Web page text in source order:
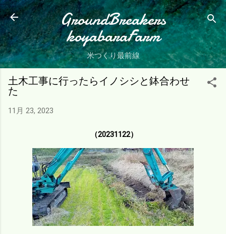
スキップしてメイン コンテンツに移動
GroundBreakers
koyabaraFarm
米つくり最前線
土木工事に行ったらイノシシと鉢合わせ
た
11月 23, 2023
（20231122）